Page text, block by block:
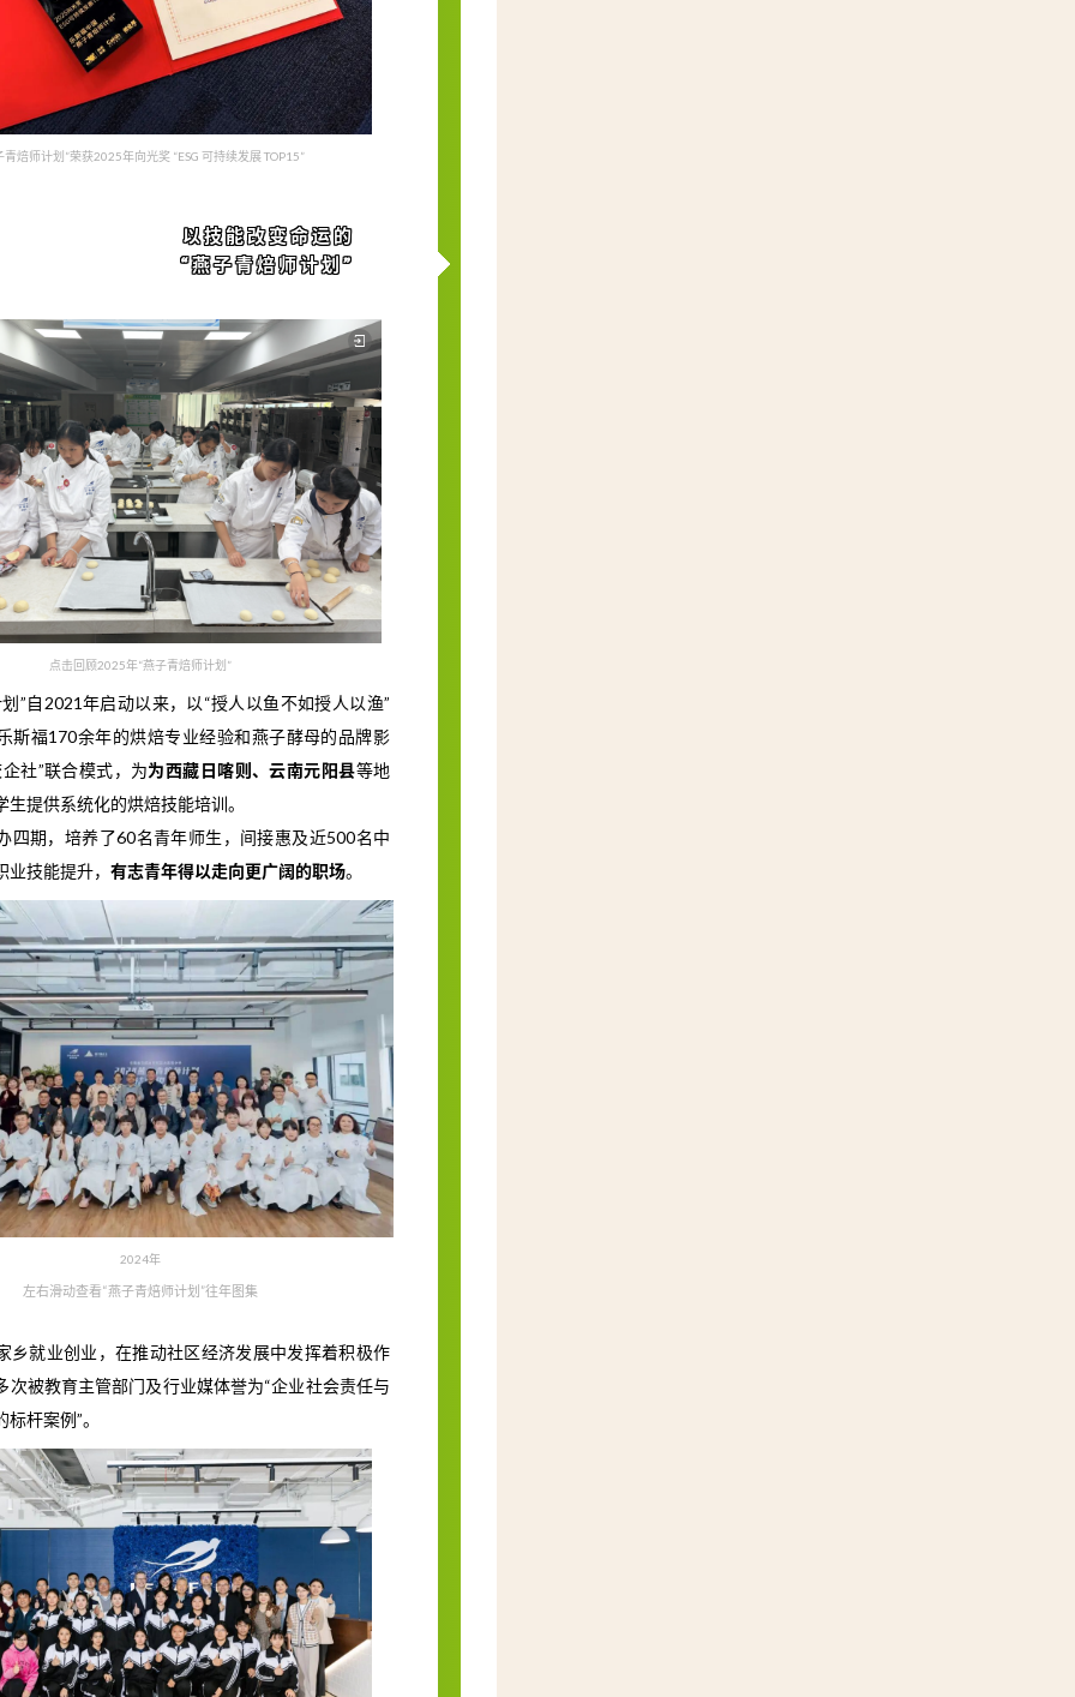
青焙师计划”荣获2025年向光奖 “ESG 可持续发展 TOP15”
以技能改变命运的
“燕子青焙师计划”
点击回顾2025年“燕子青焙师计划”
”自2021年启动以来，以“授人以鱼不如授人以渔”
斯福170余年的烘焙专业经验和燕子酵母的品牌影
社”联合模式，为为西藏日喀则、云南元阳县等地
生提供系统化的烘焙技能培训。
四期，培养了60名青年师生，间接惠及近500名中
技能提升， 有志青年得以走向更广阔的职场。
2024年
左右滑动查看“燕子青焙师计划”往年图集
乡就业创业，在推动社区经济发展中发挥着积极作
次被教育主管部门及行业媒体誉为“企业社会责任与
杆案例”。